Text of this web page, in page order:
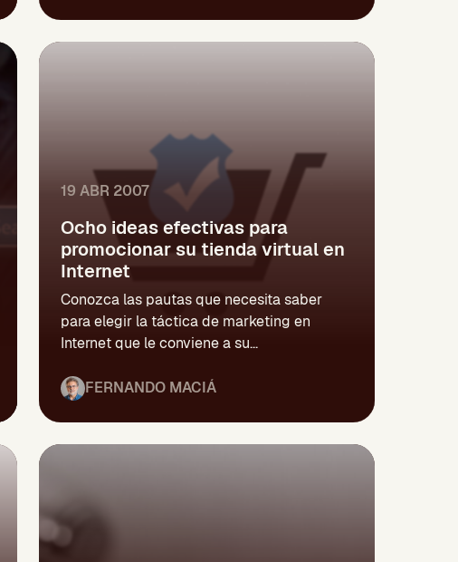
19 ABR 2007
Ocho ideas efectivas para
promocionar su tienda virtual en
Internet
Conozca las pautas que necesita saber
para elegir la táctica de marketing en
Internet que le conviene a su...
FERNANDO MACIÁ